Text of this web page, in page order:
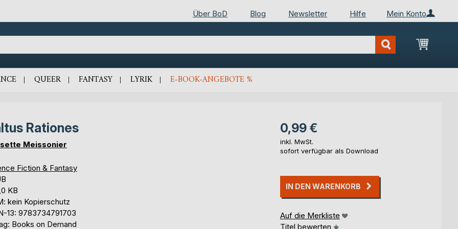
Mein Konto
Über BoD Blog Newsletter Hilfe
Mein
QUEER FANTASY LYRIK E-BOOK-ANGEBOTE %
Rationes
Meissonier
Fiction & Fantasy
KB
kein Kopierschutz
13: 9783734791703
Books on Demand
0,99 €
inkl. MwSt.
sofort verfügbar als Download
IN DEN WARENKORB
Auf die Merkliste
Titel bewerten